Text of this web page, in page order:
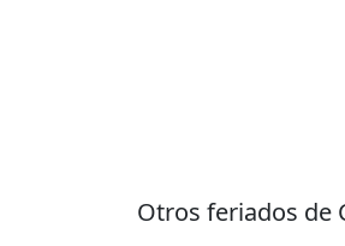
Otros feriados de